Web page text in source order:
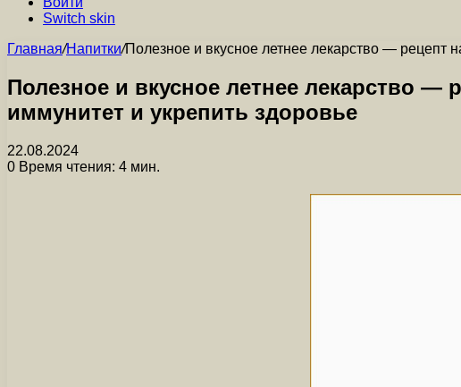
Switch skin
Главная/Напитки/Полезное и вкусное летнее лекарство — рецепт
Полезное и вкусное летнее лекарство —
иммунитет и укрепить здоровье
22.08.2024
0 Время чтения: 4 мин.